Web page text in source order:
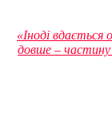
«Іноді вдається
довше – частину